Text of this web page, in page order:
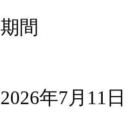
期間
2026年7月11